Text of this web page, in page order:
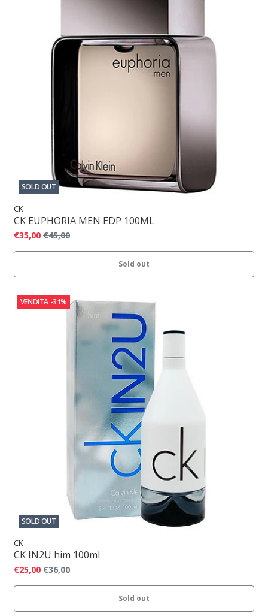
SOLD OUT
CK
CK EUPHORIA MEN EDP 100ML
€35,00 €45,00
Sold out
VENDITA -31%
SOLD OUT
CK
CK IN2U him 100ml
€25,00 €36,00
Sold out